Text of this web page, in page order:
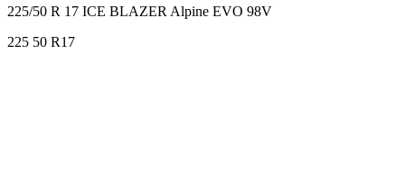
225/50 R 17 ICE BLAZER Alpine EVO 98V
225 50 R17